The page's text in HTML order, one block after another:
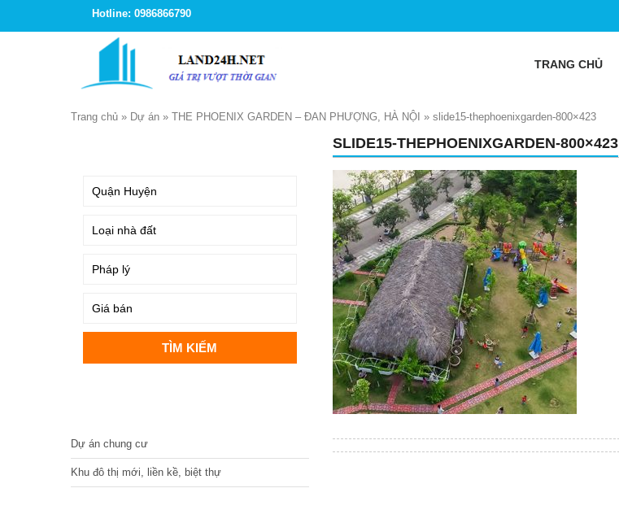
Hotline: 0986866790
TRANG CHỦ
Trang chủ » Dự án » THE PHOENIX GARDEN – ĐAN PHƯỢNG, HÀ NỘI » slide15-thephoenixgarden-800×423
SLIDE15-THEPHOENIXGARDEN-800×423
Dự án chung cư
Khu đô thị mới, liền kề, biệt thự